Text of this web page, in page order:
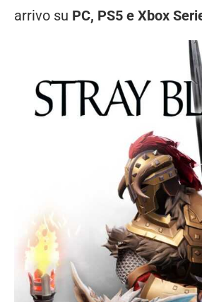
arrivo su PC, PS5 e Xbox